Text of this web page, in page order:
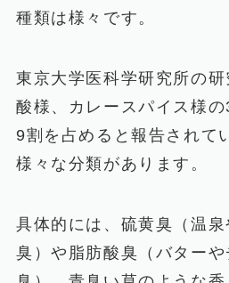
種類は様々です。
東京大学医科学研究所の研
酸様、カレースパイス様
9割を占めると報告されて
様々な分類があります。
具体的には、硫黄臭（温
臭）や脂肪酸臭（バター